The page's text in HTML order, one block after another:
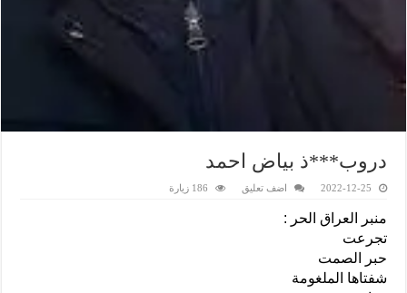
دروب***ذ بياض احمد
2022-12-25 اضف تعليق 186 زيارة
منبر العراق الحر :
تجرعت
حبر الصمت
شفتاها الملغومة